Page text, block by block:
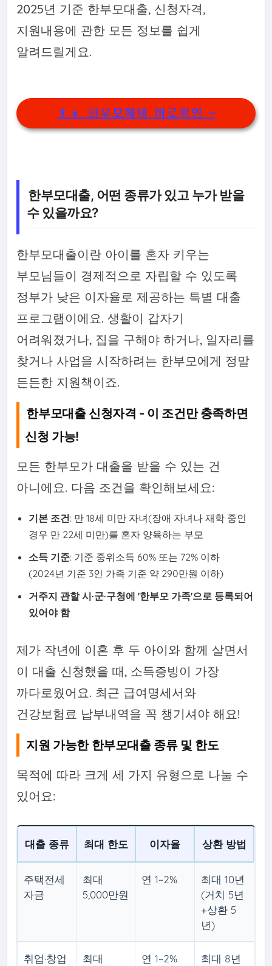
2025년 기준 한부모대출, 신청자격,
지원내용에 관한 모든 정보를 쉽게
알려드릴게요.
👨‍👧 한부모혜택 바로확인 →
한부모대출, 어떤 종류가 있고 누가 받을
수 있을까요?
한부모대출이란 아이를 혼자 키우는
부모님들이 경제적으로 자립할 수 있도록
정부가 낮은 이자율로 제공하는 특별 대출
프로그램이에요. 생활이 갑자기
어려워졌거나, 집을 구해야 하거나, 일자리를
찾거나 사업을 시작하려는 한부모에게 정말
든든한 지원책이죠.
한부모대출 신청자격 - 이 조건만 충족하면
신청 가능!
모든 한부모가 대출을 받을 수 있는 건
아니에요. 다음 조건을 확인해보세요:
기본 조건: 만 18세 미만 자녀(장애 자녀나 재학 중인
경우 만 22세 미만)를 혼자 양육하는 부모
소득 기준: 기준 중위소득 60% 또는 72% 이하
(2024년 기준 3인 가족 기준 약 290만원 이하)
거주지 관할 시·군·구청에 '한부모 가족'으로 등록되어
있어야 함
제가 작년에 이혼 후 두 아이와 함께 살면서
이 대출 신청했을 때, 소득증빙이 가장
까다로웠어요. 최근 급여명세서와
건강보험료 납부내역을 꼭 챙기셔야 해요!
지원 가능한 한부모대출 종류 및 한도
목적에 따라 크게 세 가지 유형으로 나눌 수
있어요:
대출 종류 최대 한도 이자율 상환 방법
주택전세
자금
최대
5,000만원
연 1~2%
최대 10년
(거치 5년
+상환 5
년)
취업·창업
최대
연 1~2%
최대 8년